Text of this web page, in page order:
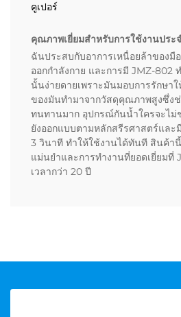
คูเปอร์
คุณภาพเยี่ยมสำหรับการใช้งานประ
ฉันประสบกับอาการเหนื่อยล้าของมื
ออกกำลังกาย และการมี JMZ-802
นั้นง่ายดายเพราะมันมอบการรักษา
ของมันทำมาจากวัสดุคุณภาพสูงซึ่งช่
ทนทานมาก อุปกรณ์กันน้ำใครจะไม่
ยังออกแบบตามหลักสรีรศาสตร์และ
3 วินาที ทำให้ใช้งานได้ทันที สินค้า
แม่นยำและการทำงานที่ยอดเยี่ยม
เวลากว่า 20 ปี